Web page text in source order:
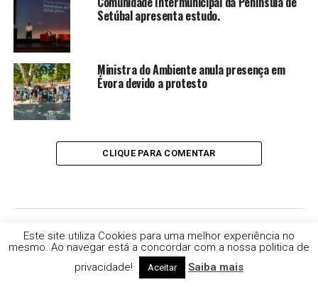
Setúbal apresenta estudo.
Ministra do Ambiente anula presença em
Évora devido a protesto
CLIQUE PARA COMENTAR
ACIDENTES
Álvaro Beijinha teve acidente
Este site utiliza Cookies para uma melhor experiência no
mesmo. Ao navegar está a concordar com a nossa politica de
privacidade!
Aceitar Saiba mais